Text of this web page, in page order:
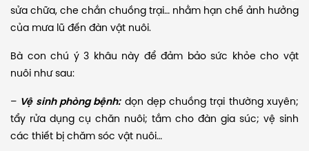
sửa chữa, che chắn chuồng trại… nhằm hạn chế ảnh hưởng
của mưa lũ đến đàn vật nuôi.
Bà con chú ý 3 khâu này để đảm bảo sức khỏe cho vật
nuôi như sau:
– Vệ sinh phòng bệnh: dọn dẹp chuồng trại thường xuyên;
tẩy rửa dụng cụ chăn nuôi; tắm cho đàn gia súc; vệ sinh
các thiết bị chăm sóc vật nuôi…